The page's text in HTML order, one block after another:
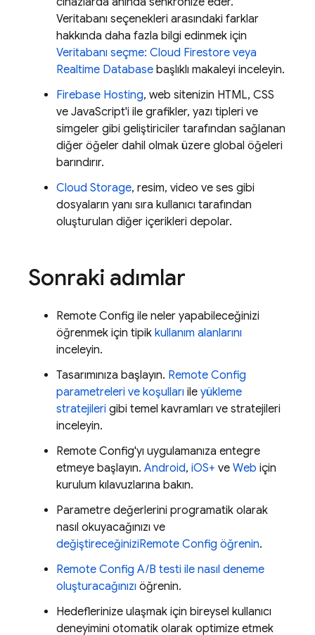
Veritabanı seçenekleri arasındaki farklar
hakkında daha fazla bilgi edinmek için
Veritabanı seçme: Cloud Firestore veya
Realtime Database başlıklı makaleyi inceleyin.
Firebase Hosting, web sitenizin HTML, CSS
ve JavaScript'i ile grafikler, yazı tipleri ve
simgeler gibi geliştiriciler tarafından sağlanan
diğer öğeler dahil olmak üzere global öğeleri
barındırır.
Cloud Storage, resim, video ve ses gibi
dosyaların yanı sıra kullanıcı tarafından
oluşturulan diğer içerikleri depolar.
Sonraki adımlar
Remote Config ile neler yapabileceğinizi
öğrenmek için tipik kullanım alanlarını
inceleyin.
Tasarımınıza başlayın. Remote Config
parametreleri ve koşulları ile yükleme
stratejileri gibi temel kavramları ve stratejileri
inceleyin.
Remote Config'yı uygulamanıza entegre
etmeye başlayın. Android, iOS+ ve Web için
kurulum kılavuzlarına bakın.
Parametre değerlerini programatik olarak
nasıl okuyacağınızı ve
değiştireceğiniziRemote Config öğrenin.
Remote Config A/B testi ile nasıl deneme
oluşturacağınızı öğrenin.
Hedeflerinize ulaşmak için bireysel kullanıcı
deneyimini otomatik olarak optimize etmek